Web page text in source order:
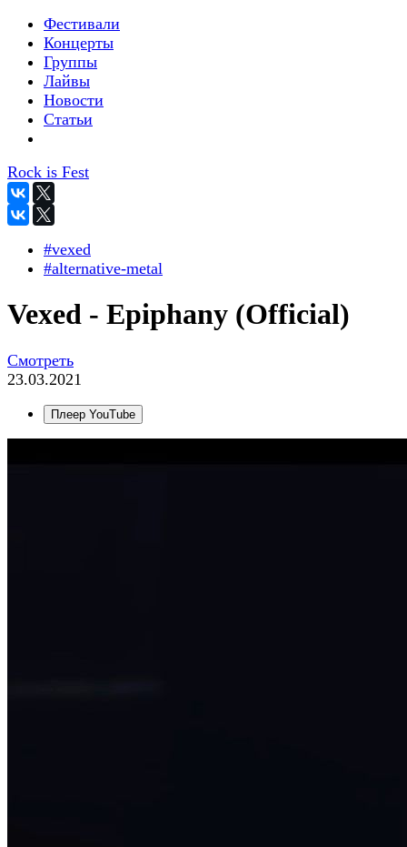
Фестивали
Концерты
Группы
Лайвы
Новости
Статьи
Rock is Fest
#vexed
#alternative-metal
Vexed - Epiphany (Official)
Смотреть
23.03.2021
Плеер YouTube